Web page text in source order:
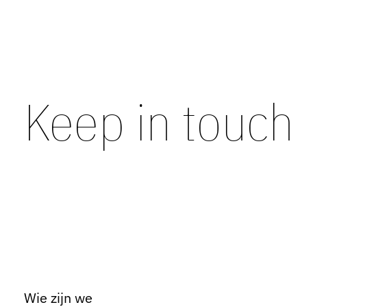
Keep in touch
Wie zijn we